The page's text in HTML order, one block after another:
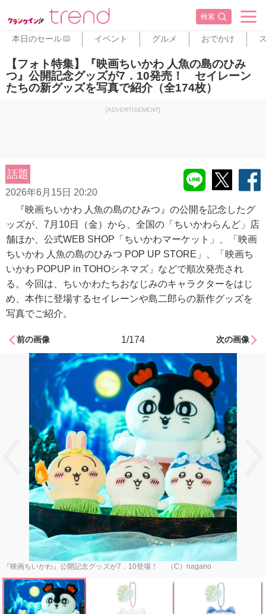
検索
本日のセール PR イベント グルメ おでかけ
【フォト特集】『映画ちいかわ 人魚の島のひみ
つ』公開記念グッズが7．10発売！ セイレーン
たちの新グッズを写真で紹介（全174枚）
[ADVERTISEMENT]
話題
2026年6月15日 20:20
『映画ちいかわ 人魚の島のひみつ』の公開を記念したグ
ッズが、7月10日（金）から、全国の「ちいかわらんど」店
舗ほか、公式WEB SHOP「ちいかわマーケット」、「映画
ちいかわ 人魚の島のひみつ POP UP STORE」、「映画ち
いかわ POPUP in TOHOシネマズ」などで順次発売され
る。今回は、ちいかわたちおなじみのキャラクターをはじ
め、本作に登場するセイレーンや島二郎らの新作グッズを
写真でご紹介。
前の画像 1/174 次の画像
『映画ちいかわ』公開記念グッズが7．10登場！ （C）nagano